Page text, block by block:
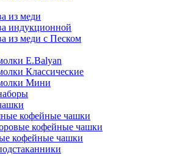
из меди
индукционной
из меди с Песком
E.Balyan
Классические
Мини
кофейные чашки
кофейные чашки
кофейные чашки